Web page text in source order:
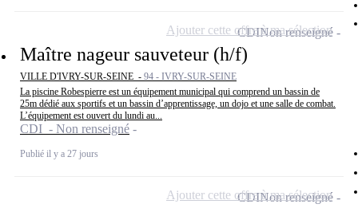
Maître nageur sauveteur (h/f)
VILLE D'IVRY-SUR-SEINE - 94 - IVRY-SUR-SEINE
La piscine Robespierre est un équipement municipal qui comprend un bassin de
25m dédié aux sportifs et un bassin d’apprentissage, un dojo et une salle de combat.
L’équipement est ouvert du lundi au...
CDI - Non renseigné
Publié il y a 27 jours
CDINon renseigné
Ajouter cette offre à ma sélection
CDINon renseigné
Ajouter cette offre à ma sélection